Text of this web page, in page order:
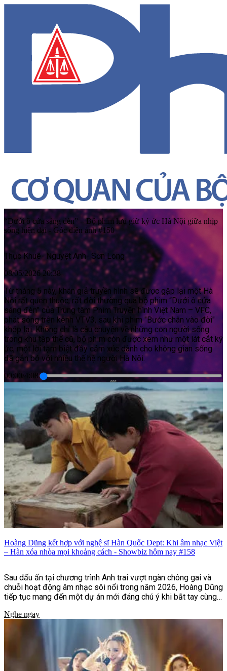
“Dưới ô cửa sáng đèn” – Bộ phim lưu giữ ký ức Hà Nội giữa nhịp
sống hiện đại - Góc điện ảnh #150
Thục Khuê-Nguyệt Anh- Sơn Long
08/05/2026 20:38
Từ tháng 5 này, khán giả truyền hình sẽ được gặp lại một Hà
Nội rất quen thuộc, rất đời thường qua bộ phim “Dưới ô cửa
sáng đèn” của Trung tâm Phim Truyền hình Việt Nam – VFC,
phát sóng trên kênh VTV3, sau khi phim "Bước chân vào đời"
khép lại. Không chỉ là câu chuyện về những con người sống
trong khu tập thể cũ, bộ phim còn được xem như một lát cắt ký
ức, một lời tạm biệt đầy cảm xúc dành cho không gian sống
đã gắn bó với nhiều thế hệ người Hà Nội.
00:00/4:08
Hoàng Dũng kết hợp với nghệ sĩ Hàn Quốc Dept: Khi âm nhạc Việt
– Hàn xóa nhòa mọi khoảng cách - Showbiz hôm nay #158
Sau dấu ấn tại chương trình Anh trai vượt ngàn chông gai và
chuỗi hoạt động âm nhạc sôi nổi trong năm 2026, Hoàng Dũng
tiếp tục mang đến một dự án mới đáng chú ý khi bắt tay cùng
Nghe ngay